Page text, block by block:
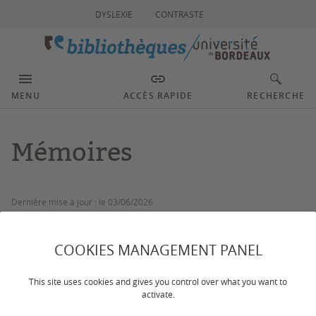
COOKIES MANAGEMENT PANEL
This site uses cookies and gives you control over what you want to
activate.
DYSLEXIE CONTRASTE
MENU ACCÈS RAPIDE RECHERCHE
Mémoires
Dernière mise à jour : le 03/06/2026
Rédigez, déposez et diffusez votre mémoire avec les